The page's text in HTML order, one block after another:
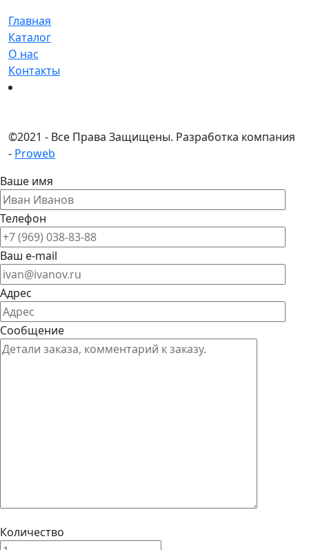
Главная
Каталог
О нас
Контакты
©2021 - Все Права Защищены. Разработка компания
- Proweb
Ваше имя
Телефон
Ваш e-mail
Адрес
Сообщение
Количество